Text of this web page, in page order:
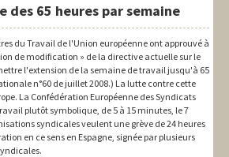
des 65 heures par semaine
du Travail de l'Union européenne ont approuvé à
de modification » de la directive actuelle sur le
l'extension de la semaine de travail jusqu'à 65
n°60 de juillet 2008.) La lutte contre cette
La Confédération Européenne des Syndicats
plutôt symbolique, de 5 à 15 minutes, le 7
syndicales veulent une grève de 24 heures
en ce sens en Espagne, signée par plusieurs